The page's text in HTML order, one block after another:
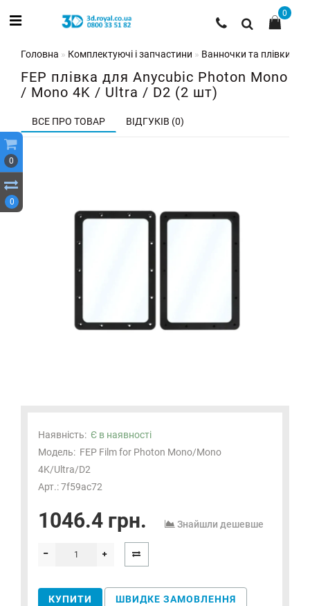
0
0
0
Головна Комплектуючі і запчастини Ванночки та плівки для
FEP плівка для Anycubic Photon Mono
/ Mono 4K / Ultra / D2 (2 шт)
ВСЕ ПРО ТОВАР ВІДГУКІВ (0)
Наявність: Є в наявності
Модель: FEP Film for Photon Mono/Mono
4K/Ultra/D2
Арт.: 7f59ac72
1046.4 грн. Знайшли дешевше
КУПИТИ ШВИДКЕ ЗАМОВЛЕННЯ